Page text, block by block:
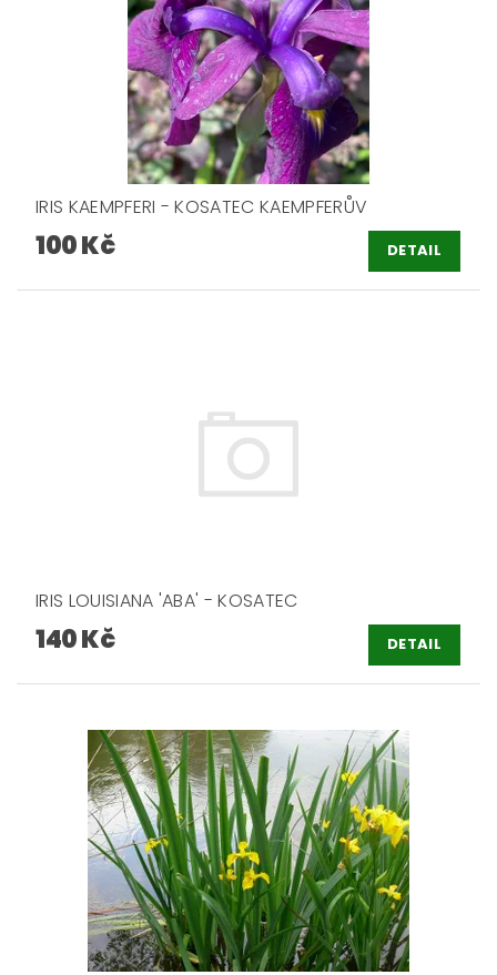
IRIS KAEMPFERI - KOSATEC KAEMPFERŮV
100 Kč DETAIL
IRIS LOUISIANA 'ABA' - KOSATEC
140 Kč DETAIL